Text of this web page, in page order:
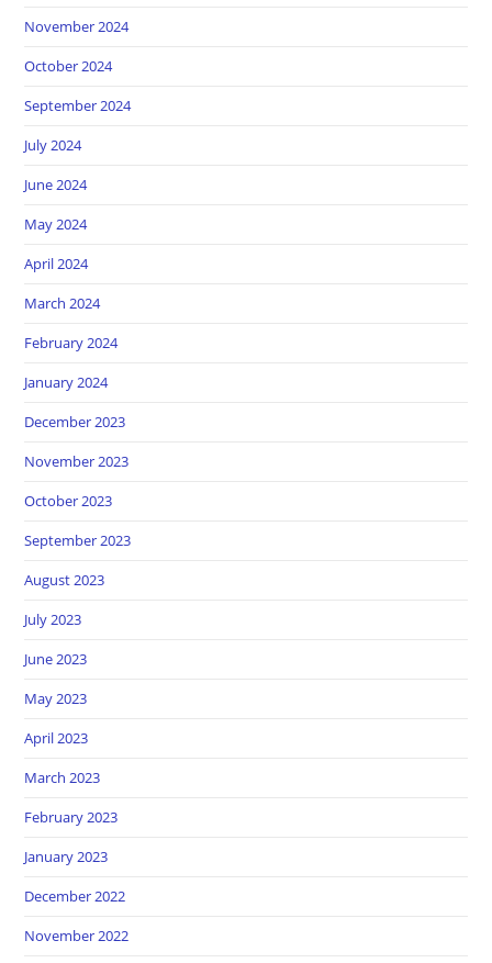
November 2024
October 2024
September 2024
July 2024
June 2024
May 2024
April 2024
March 2024
February 2024
January 2024
December 2023
November 2023
October 2023
September 2023
August 2023
July 2023
June 2023
May 2023
April 2023
March 2023
February 2023
January 2023
December 2022
November 2022